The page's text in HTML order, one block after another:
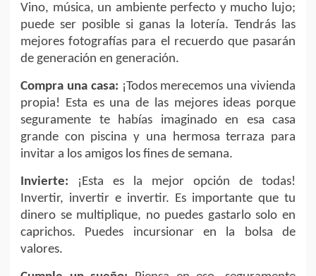
Vino, música, un ambiente perfecto y mucho lujo;
puede ser posible si ganas la lotería. Tendrás las
mejores fotografías para el recuerdo que pasarán
de generación en generación.
Compra una casa: ¡Todos merecemos una vivienda
propia! Esta es una de las mejores ideas porque
seguramente te habías imaginado en esa casa
grande con piscina y una hermosa terraza para
invitar a los amigos los fines de semana.
Invierte: ¡Esta es la mejor opción de todas!
Invertir, invertir e invertir. Es importante que tu
dinero se multiplique, no puedes gastarlo solo en
caprichos. Puedes incursionar en la bolsa de
valores.